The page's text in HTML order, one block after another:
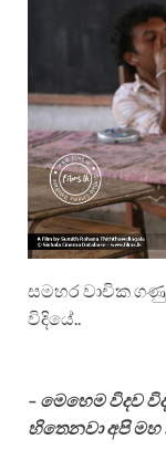
සමහර වාචික
විදියේ..
– මෙහෙම විදව
හිතෙනවා අපි